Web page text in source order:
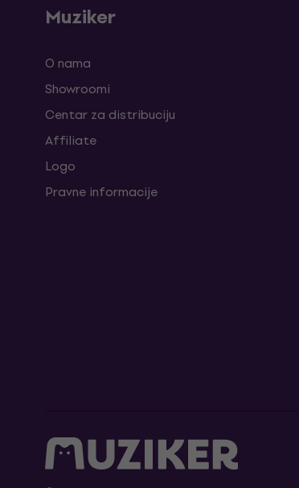
Muziker
O nama
Showroomi
Centar za distribuciju
Affiliate
Logo
Pravne informacije